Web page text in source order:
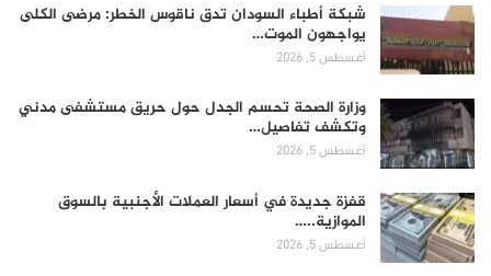
شبكة أطباء السودان تدق ناقوس الخطر: مرضى الكلى
يواجهون الموت…
أغسطس 5, 2026
وزارة الصحة تحسم الجدل حول حريق مستشفى مدني
وتكشف تفاصيل…
أغسطس 5, 2026
قفزة جديدة في أسعار العملات الأجنبية بالسوق
الموازية..…
أغسطس 5, 2026